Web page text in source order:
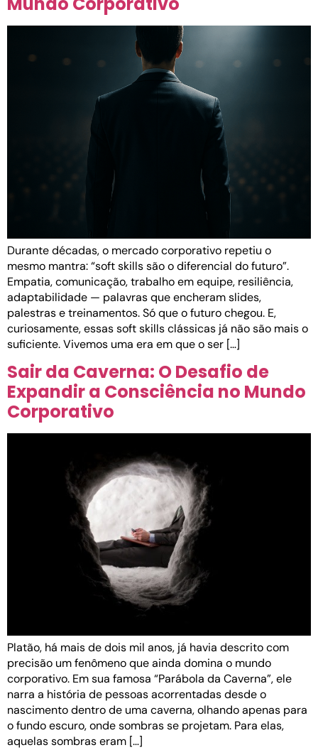
Durante décadas, o mercado corporativo repetiu o
mesmo mantra: “soft skills são o diferencial do futuro”.
Empatia, comunicação, trabalho em equipe, resiliência,
adaptabilidade — palavras que encheram slides,
palestras e treinamentos. Só que o futuro chegou. E,
curiosamente, essas soft skills clássicas já não são mais o
suficiente. Vivemos uma era em que o ser […]
Sair da Caverna: O Desafio de
Expandir a Consciência no Mundo
Corporativo
Platão, há mais de dois mil anos, já havia descrito com
precisão um fenômeno que ainda domina o mundo
corporativo. Em sua famosa “Parábola da Caverna”, ele
narra a história de pessoas acorrentadas desde o
nascimento dentro de uma caverna, olhando apenas para
o fundo escuro, onde sombras se projetam. Para elas,
aquelas sombras eram […]